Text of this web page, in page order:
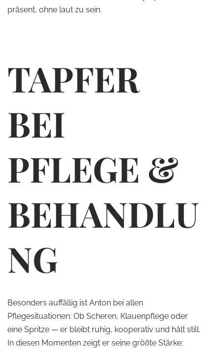
präsent, ohne laut zu sein.
TAPFER
BEI
PFLEGE &
BEHANDLU
NG
Besonders auffällig ist Anton bei allen
Pflegesituationen: Ob Scheren, Klauenpflege oder
eine Spritze — er bleibt ruhig, kooperativ und hält still.
In diesen Momenten zeigt er seine größte Stärke: